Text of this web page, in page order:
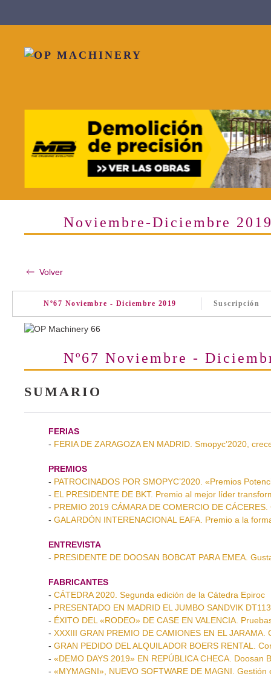
Noviembre-Diciembre 2019
Volver
Nº67 Noviembre - Diciembre 2019 Suscripción
Nº67 Noviembre -
SUMARIO
FERIAS
- FERIA DE ZARAGOZA EN MADRID. Smopyc’2020,
PREMIOS
- PATROCINADOS POR SMOPYC’2020. «Premios
- EL PRESIDENTE DE BKT. Premio al mejor líder
- PREMIO 2019 CÁMARA DE COMERCIO DE
- GALARDÓN INTERENACIONAL EAFA. Premio a la
ENTREVISTA
- PRESIDENTE DE DOOSAN BOBCAT PARA EMEA.
FABRICANTES
- CÁTEDRA 2020. Segunda edición de la Cátedra Epiroc
- PRESENTADO EN MADRID EL JUMBO SANDVIK
- ÉXITO DEL «RODEO» DE CASE EN VALENCIA.
- XXXIII GRAN PREMIO DE CAMIONES EN EL
- GRAN PEDIDO DEL ALQUILADOR BOERS RENTAL.
- «DEMO DAYS 2019» EN REPÚBLICA CHECA. Doosan
- «MYMAGNI», NUEVO SOFTWARE DE MAGNI.